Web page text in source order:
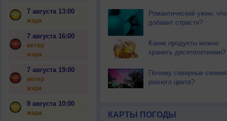
7 августа 13:00
жара
7 августа 16:00
ветер
жара
7 августа 19:00
ветер
жара
8 августа 10:00
жара
Романтический ужин: что
добавит страсти?
Какие продукты можно
хранить десятилетиями?
Почему северные сияния
разного цвета?
КАРТЫ ПОГОДЫ